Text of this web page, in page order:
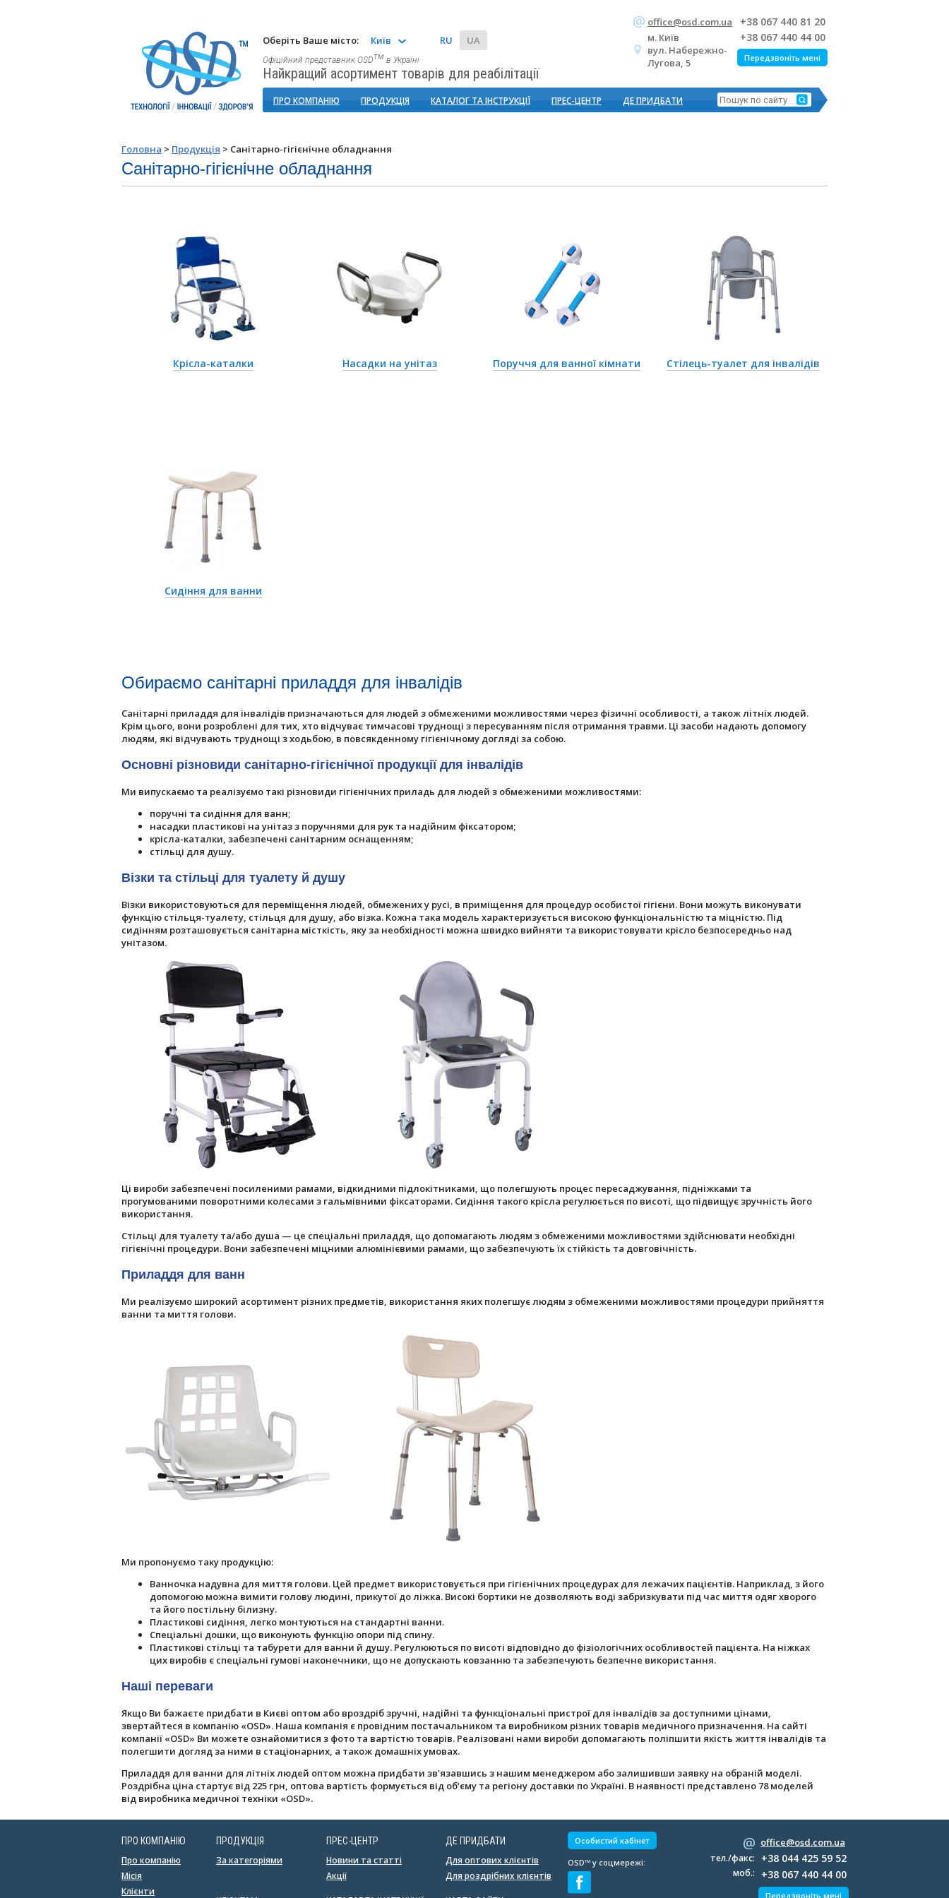
Оберіть Ваше місто: Київ RU UA
Офіційний представник OSDтм в Україні
Найкращий асортимент товарів для реабілітації
+38 067 440 81 20
+38 067 440 44 00
office@osd.com.ua
м. Київ
вул. Набережно-
Лугова, 5
Передзвоніть мені
ПРО КОМПАНІЮ ПРОДУКЦІЯ КАТАЛОГ ТА ІНСТРУКЦІЇ ПРЕС-ЦЕНТР ДЕ ПРИДБАТИ
Головна > Продукція > Санітарно-гігієнічне обладнання
Санітарно-гігієнічне обладнання
Крісла-каталки Насадки на унітаз Поруччя для ванної кімнати Стілець-туалет для інвалідів
Сидіння для ванни
Обираємо санітарні приладдя для інвалідів
Санітарні приладдя для інвалідів призначаються для людей з обмеженими можливостями через фізичні особливості, а також літніх людей.
Крім цього, вони розроблені для тих, хто відчуває тимчасові труднощі з пересуванням після отримання травми. Ці засоби надають допомогу
людям, які відчувають труднощі з ходьбою, в повсякденному гігієнічному догляді за собою.
Основні різновиди санітарно-гігієнічної продукції для інвалідів
Ми випускаємо та реалізуємо такі різновиди гігієнічних приладь для людей з обмеженими можливостями:
поручні та сидіння для ванн;
насадки пластикові на унітаз з поручнями для рук та надійним фіксатором;
крісла-каталки, забезпечені санітарним оснащенням;
стільці для душу.
Візки та стільці для туалету й душу
Візки використовуються для переміщення людей, обмежених у русі, в приміщення для процедур особистої гігієни. Вони можуть виконувати
функцію стільця-туалету, стільця для душу, або візка. Кожна така модель характеризується високою функціональністю та міцністю. Під
сидінням розташовується санітарна місткість, яку за необхідності можна швидко вийняти та використовувати крісло безпосередньо над
унітазом.
Ці вироби забезпечені посиленими рамами, відкидними підлокітниками, що полегшують процес пересаджування, підніжками та
прогумованими поворотними колесами з гальмівними фіксаторами. Сидіння такого крісла регулюється по висоті, що підвищує зручність його
використання.
Стільці для туалету та/або душа — це спеціальні приладдя, що допомагають людям з обмеженими можливостями здійснювати необхідні
гігієнічні процедури. Вони забезпечені міцними алюмінієвими рамами, що забезпечують їх стійкість та довговічність.
Приладдя для ванн
Ми реалізуємо широкий асортимент різних предметів, використання яких полегшує людям з обмеженими можливостями процедури прийняття
ванни та миття голови.
Ми пропонуємо таку продукцію:
Ванночка надувна для миття голови. Цей предмет використовується при гігієнічних процедурах для лежачих пацієнтів. Наприклад, з його
допомогою можна вимити голову людині, прикутої до ліжка. Високі бортики не дозволяють воді забризкувати під час миття одяг хворого
та його постільну білизну.
Пластикові сидіння, легко монтуються на стандартні ванни.
Спеціальні дошки, що виконують функцію опори під спину.
Пластикові стільці та табурети для ванни й душу. Регулюються по висоті відповідно до фізіологічних особливостей пацієнта. На ніжках
цих виробів є спеціальні гумові наконечники, що не допускають ковзанню та забезпечують безпечне використання.
Наші переваги
Якщо Ви бажаєте придбати в Києві оптом або вроздріб зручні, надійні та функціональні пристрої для інвалідів за доступними цінами,
звертайтеся в компанію «OSD». Наша компанія є провідним постачальником та виробником різних товарів медичного призначення. На сайті
компанії «OSD» Ви можете ознайомитися з фото та вартістю товарів. Реалізовані нами вироби допомагають поліпшити якість життя інвалідів та
полегшити догляд за ними в стаціонарних, а також домашніх умовах.
Приладдя для ванни для літніх людей оптом можна придбати зв'язавшись з нашим менеджером або залишивши заявку на обраній моделі.
Роздрібна ціна стартує від 225 грн, оптова вартість формується від об’єму та регіону доставки по Україні. В наявності представлено 78 моделей
від виробника медичної техніки «OSD».
ПРО КОМПАНІЮ
Про компанію
Місія
Клієнти
ПРОДУКЦІЯ
За категоріями
ПРЕС-ЦЕНТР
Новини та статті
Акції
ДЕ ПРИДБАТИ
Для оптових клієнтів
Для роздрібних клієнтів
Особистий кабінет
OSD™ у соцмережі:
office@osd.com.ua
+38 044 425 59 52
+38 067 440 44 00
тел./факс:
моб.:
Передзвоніть мені